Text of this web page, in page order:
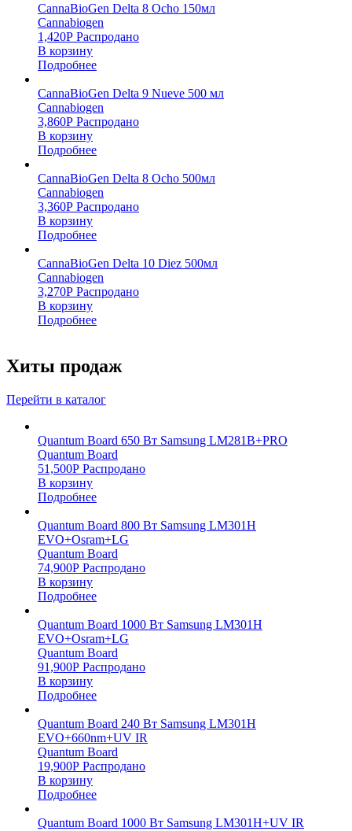
CannaBioGen Delta 8 Ocho 150мл
Cannabiogen
1,420Р Распродано
В корзину
Подробнее
CannaBioGen Delta 9 Nueve 500 мл
Cannabiogen
3,860Р Распродано
В корзину
Подробнее
CannaBioGen Delta 8 Ocho 500мл
Cannabiogen
3,360Р Распродано
В корзину
Подробнее
CannaBioGen Delta 10 Diez 500мл
Cannabiogen
3,270Р Распродано
В корзину
Подробнее
Хиты продаж
Перейти в каталог
Quantum Board 650 Вт Samsung LM281B+PRO
Quantum Board
51,500Р Распродано
В корзину
Подробнее
Quantum Board 800 Вт Samsung LM301H
EVO+Osram+LG
Quantum Board
74,900Р Распродано
В корзину
Подробнее
Quantum Board 1000 Вт Samsung LM301H
EVO+Osram+LG
Quantum Board
91,900Р Распродано
В корзину
Подробнее
Quantum Board 240 Вт Samsung LM301H
EVO+660nm+UV IR
Quantum Board
19,900Р Распродано
В корзину
Подробнее
Quantum Board 1000 Вт Samsung LM301H+UV IR